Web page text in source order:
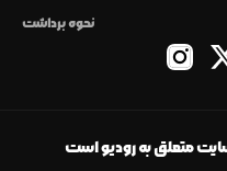
نحوه برداشت
متعلق به رودیو است